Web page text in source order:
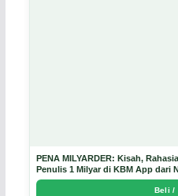
PENA MILYARDER: Kisah,
Penulis 1 Milyar di KBM App dari
Beli /